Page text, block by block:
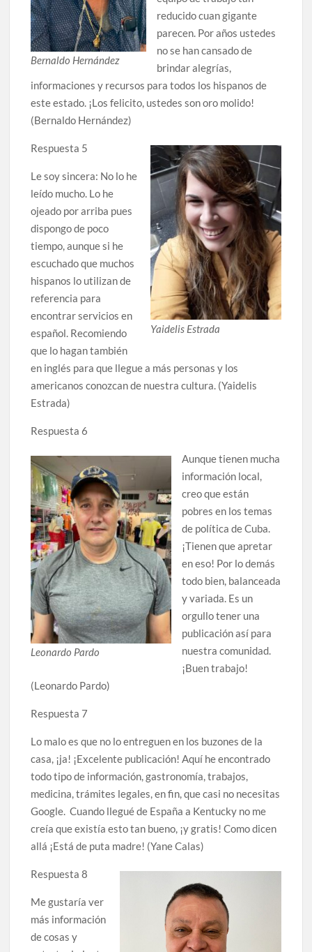
Bernaldo Hernández
reducido cuan gigante
parecen. Por años ustedes
no se han cansado de
brindar alegrías,
informaciones y recursos para todos los hispanos de
este estado. ¡Los felicito, ustedes son oro molido!
(Bernaldo Hernández)
Yaidelis Estrada
Respuesta 5
Le soy sincera: No lo he
leído mucho. Lo he
ojeado por arriba pues
dispongo de poco
tiempo, aunque si he
escuchado que muchos
hispanos lo utilizan de
referencia para
encontrar servicios en
español. Recomiendo
que lo hagan también
en inglés para que llegue a más personas y los
americanos conozcan de nuestra cultura. (Yaidelis
Estrada)
Respuesta 6
Leonardo Pardo
Aunque tienen mucha
información local,
creo que están
pobres en los temas
de política de Cuba.
¡Tienen que apretar
en eso! Por lo demás
todo bien, balanceada
y variada. Es un
orgullo tener una
publicación así para
nuestra comunidad.
¡Buen trabajo!
(Leonardo Pardo)
Respuesta 7
Lo malo es que no lo entreguen en los buzones de la
casa, ¡ja! ¡Excelente publicación! Aquí he encontrado
todo tipo de información, gastronomía, trabajos,
medicina, trámites legales, en fin, que casi no necesitas
Google. Cuando llegué de España a Kentucky no me
creía que existía esto tan bueno, ¡y gratis! Como dicen
allá ¡Está de puta madre! (Yane Calas)
Respuesta 8
Me gustaría ver
más información
de cosas y